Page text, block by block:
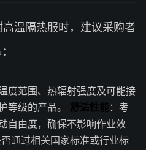
温隔热服时，建议采购者
度范围、热辐射强度及可能接
等级的产品。 舒适性能：考
自由度，确保不影响作业效
通过相关国家标准或行业标